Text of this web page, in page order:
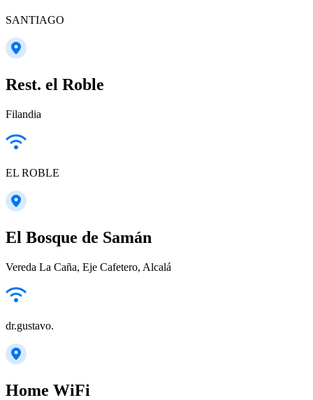
SANTIAGO
Rest. el Roble
Filandia
EL ROBLE
El Bosque de Samán
Vereda La Caña, Eje Cafetero, Alcalá
dr.gustavo.
Home WiFi